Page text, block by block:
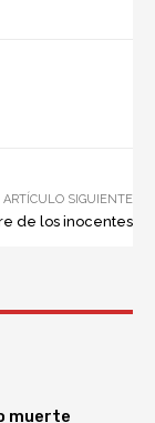
ARTÍCULO SIGUIENTE
de los inocentes
muerte